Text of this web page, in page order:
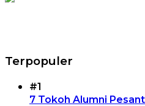
Terpopuler
#1
7 Tokoh Alumni